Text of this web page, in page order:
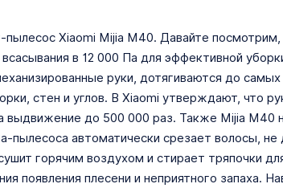
Xiaomi Mijia M40. Давайте посмотрим,
в 12 000 Па для эффективной
руки, дотягиваются до самых
стен и углов. В Xiaomi утверждают, что
выдвижение до 500 000 раз. Также Mijia M40
пылесоса автоматически срезает волосы, не
горячим воздухом и стирает тряпочки
появления плесени и неприятного запаха.